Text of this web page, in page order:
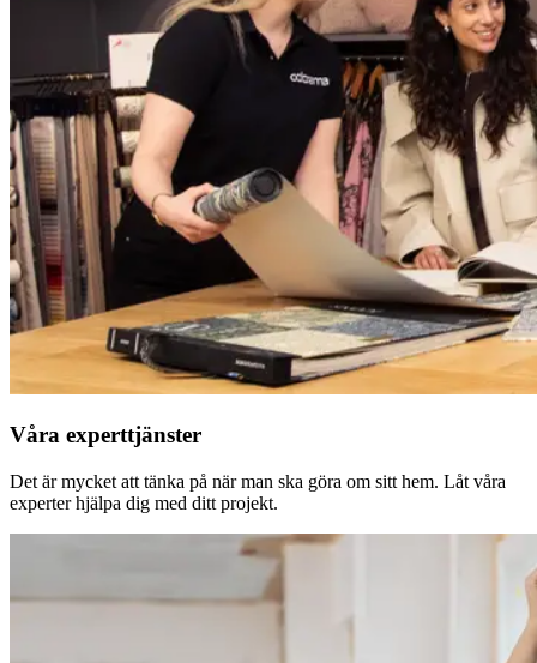
Våra experttjänster
Det är mycket att tänka på när man ska göra om sitt hem. Låt våra
experter hjälpa dig med ditt projekt.